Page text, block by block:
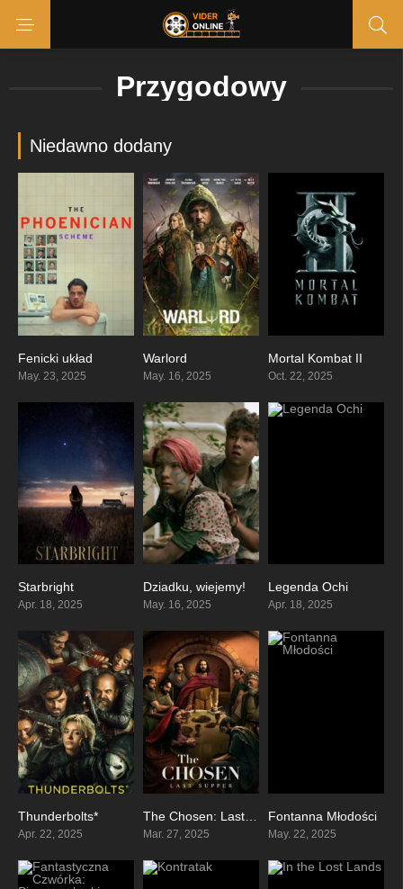
Przygodowy
Niedawno dodany
Fenicki układ
May. 23, 2025
Warlord
May. 16, 2025
Mortal Kombat II
Oct. 22, 2025
Starbright
Apr. 18, 2025
Dziadku, wiejemy!
May. 16, 2025
Legenda Ochi
Apr. 18, 2025
Thunderbolts*
Apr. 22, 2025
0
The Chosen: Last Supper
Mar. 27, 2025
0
Fontanna Młodości
May. 22, 2025